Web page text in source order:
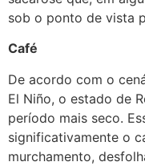
sob o ponto de vista
Café
De acordo com o
El Niño, o estado de
período mais seco.
significativamente o
murchamento,